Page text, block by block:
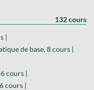
132 cours
|
de base, 8 cours |
cours |
cours |